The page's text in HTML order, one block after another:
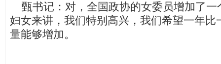
甄书记：对，全国政协的女委员增加了一
妇女来讲，我们特别高兴，我们希望一年比
量能够增加。